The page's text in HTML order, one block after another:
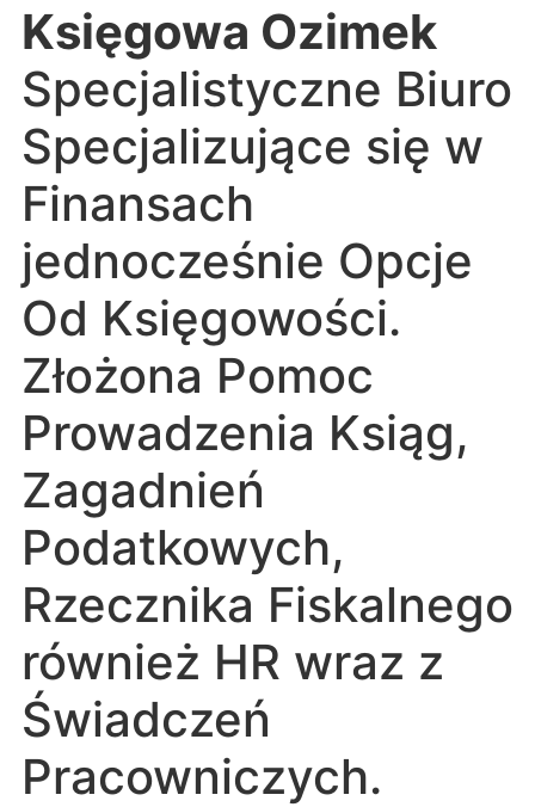
Księgowa Ozimek
Specjalistyczne Biuro
Specjalizujące się w
Finansach
jednocześnie Opcje
Od Księgowości.
Złożona Pomoc
Prowadzenia Ksiąg,
Zagadnień
Podatkowych,
Rzecznika Fiskalnego
również HR wraz z
Świadczeń
Pracowniczych.